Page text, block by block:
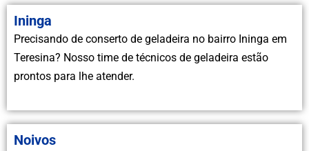
Ininga
Precisando de conserto de geladeira no bairro Ininga em
Teresina? Nosso time de técnicos de geladeira estão
prontos para lhe atender.
Noivos